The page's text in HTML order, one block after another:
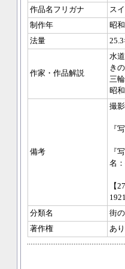
作品名フリガナ
ス
制作年
昭
法量
作家・作品解説
水
き
三
昭
備考
撮
『
『
名
【
分類名
街
著作権
あり